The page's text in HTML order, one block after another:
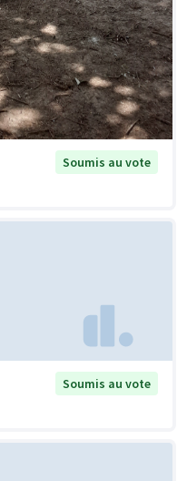
Soumis au vote
Soumis au vote